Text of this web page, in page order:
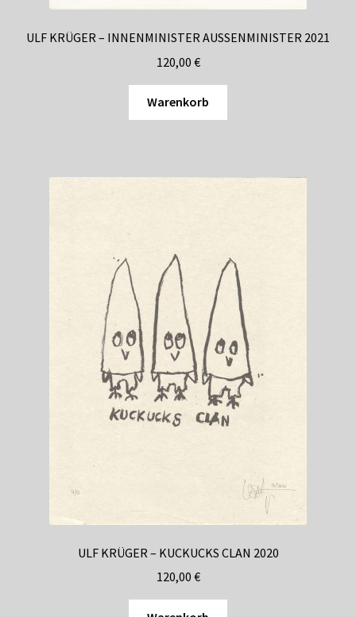
ULF KRÜGER – INNENMINISTER AUSSENMINISTER 2021
120,00 €
Warenkorb
ULF KRÜGER – KUCKUCKS CLAN 2020
120,00 €